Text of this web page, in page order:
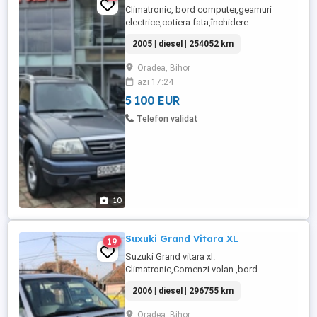
10
Climatronic, bord computer,geamuri
electrice,cotiera fata,închidere
scaune, folie geamuri si luneta spate,
Model,Limited,mahon,vopsea
metalizata,servo,abs,oglinzi electrice și
încălzite ,pachet crom, eleron haion spate,
airbag,radio cd,stare impecabila,volan ...
2005 | diesel | 254052 km
Oradea, Bihor
azi 17:24
5 100 EUR
Telefon validat
19 Suxuki Grand Vitara XL
Suzuki Grand vitara xl.
Climatronic,Comenzi volan ,bord
electrice,încălzire in scaune,mahon,
cotiera fata,închidere centralizata,
2006 | diesel | 296755 km
Oradea, Bihor